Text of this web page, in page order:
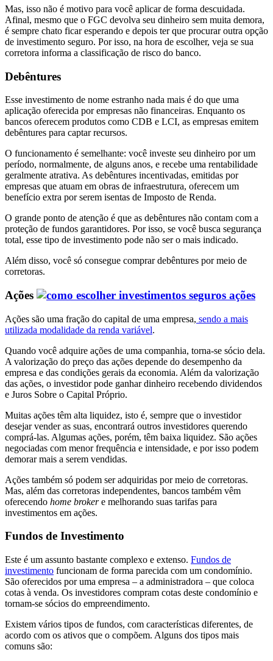
Mas, isso não é motivo para você aplicar de forma descuidada.
Afinal, mesmo que o FGC devolva seu dinheiro sem muita demora,
é sempre chato ficar esperando e depois ter que procurar outra opção
de investimento seguro. Por isso, na hora de escolher, veja se sua
corretora informa a classificação de risco do banco.
Debêntures
Esse investimento de nome estranho nada mais é do que uma
aplicação oferecida por empresas não financeiras. Enquanto os
bancos oferecem produtos como CDB e LCI, as empresas emitem
debêntures para captar recursos.
O funcionamento é semelhante: você investe seu dinheiro por um
período, normalmente, de alguns anos, e recebe uma rentabilidade
geralmente atrativa. As debêntures incentivadas, emitidas por
empresas que atuam em obras de infraestrutura, oferecem um
benefício extra por serem isentas de Imposto de Renda.
O grande ponto de atenção é que as debêntures não contam com a
proteção de fundos garantidores. Por isso, se você busca segurança
total, esse tipo de investimento pode não ser o mais indicado.
Além disso, você só consegue comprar debêntures por meio de
corretoras.
Ações
Ações são uma fração do capital de uma empresa, sendo a mais
utilizada modalidade da renda variável.
Quando você adquire ações de uma companhia, torna-se sócio dela.
A valorização do preço das ações depende do desempenho da
empresa e das condições gerais da economia. Além da valorização
das ações, o investidor pode ganhar dinheiro recebendo dividendos
e Juros Sobre o Capital Próprio.
Muitas ações têm alta liquidez, isto é, sempre que o investidor
desejar vender as suas, encontrará outros investidores querendo
comprá-las. Algumas ações, porém, têm baixa liquidez. São ações
negociadas com menor frequência e intensidade, e por isso podem
demorar mais a serem vendidas.
Ações também só podem ser adquiridas por meio de corretoras.
Mas, além das corretoras independentes, bancos também vêm
oferecendo home brokere melhorando suas tarifas para
investimentos em ações.
Fundos de Investimento
Este é um assunto bastante complexo e extenso. Fundos de
investimento funcionam de forma parecida com um condomínio.
São oferecidos por uma empresa – a administradora – que coloca
cotas à venda. Os investidores compram cotas deste condomínio e
tornam-se sócios do empreendimento.
Existem vários tipos de fundos, com características diferentes, de
acordo com os ativos que o compõem. Alguns dos tipos mais
comuns são: